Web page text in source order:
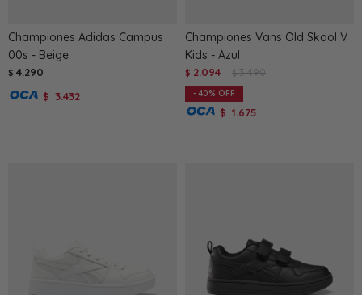
Championes Adidas Campus
00s - Beige
$ 4.290
$ 3.432
Championes Vans Old Skool V
Kids - Azul
$ 2.094 $ 3.490
40
$ 1.675